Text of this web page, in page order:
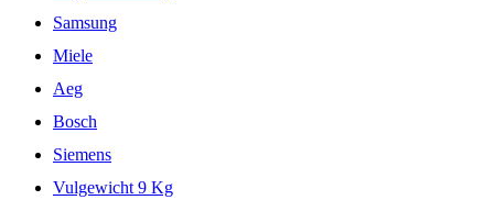
Samsung
Miele
Aeg
Bosch
Siemens
Vulgewicht 9 Kg